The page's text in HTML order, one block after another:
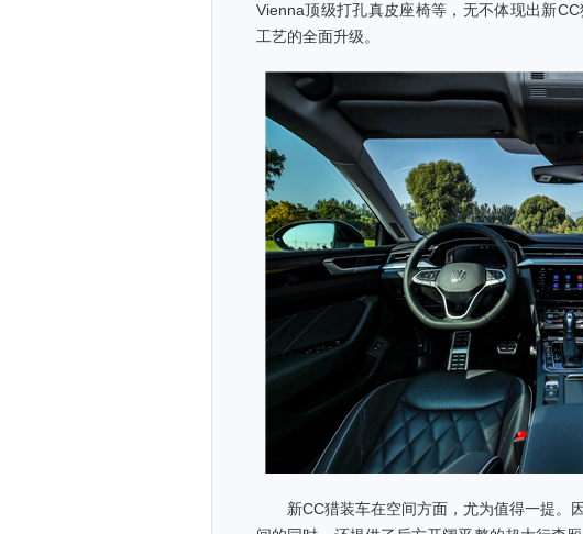
Vienna顶级打孔真皮座椅等，无不体现出新
工艺的全面升级。
新CC猎装车在空间方面，尤为值得一提。